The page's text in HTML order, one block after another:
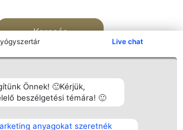
Live chat
Önnek! 🙂Kérjük,
beszélgetési témára! 🙂
anyagokat szeretnék
Keresés
Népszavazás
Nyertesek
Elérhetőség
Elérhetőség